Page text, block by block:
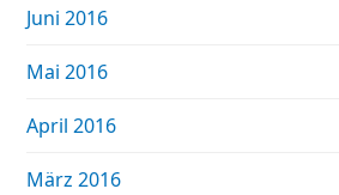
Juni 2016
Mai 2016
April 2016
März 2016